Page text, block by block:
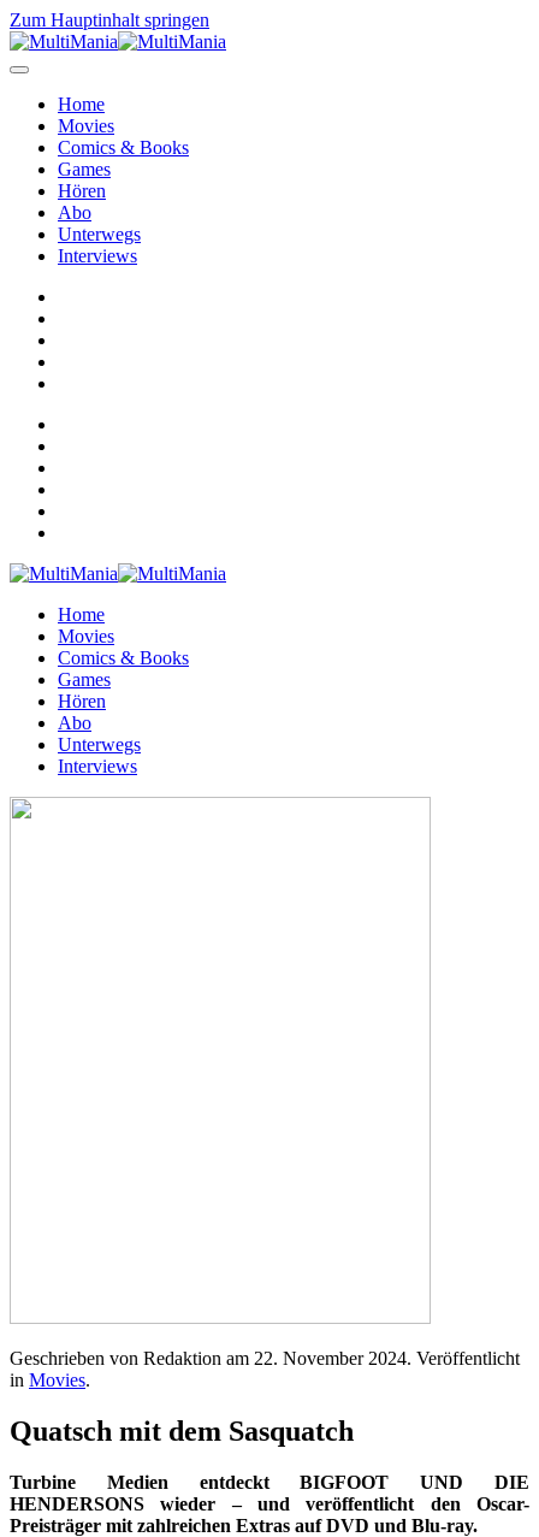
Zum Hauptinhalt springen
Home
Movies
Comics & Books
Games
Hören
Abo
Unterwegs
Interviews
Home
Movies
Comics & Books
Games
Hören
Abo
Unterwegs
Interviews
Geschrieben von Redaktion am 22. November 2024. Veröffentlicht
in Movies.
Quatsch mit dem Sasquatch
Turbine Medien entdeckt BIGFOOT UND DIE
HENDERSONS wieder – und veröffentlicht den Oscar-
Preisträger mit zahlreichen Extras auf DVD und Blu-ray.